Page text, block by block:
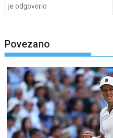
je odgovorio
Povezano